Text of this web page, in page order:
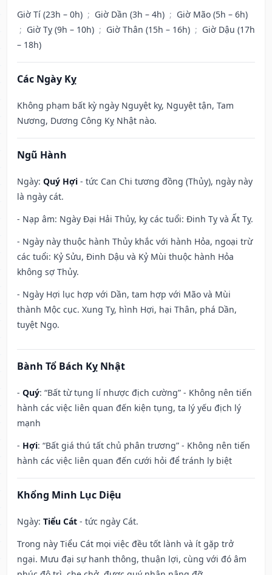
Giờ Tí (23h – 0h) ; Giờ Dần (3h – 4h) ; Giờ Mão (5h – 6h)
; Giờ Tỵ (9h – 10h) ; Giờ Thân (15h – 16h) ; Giờ Dậu (17h
– 18h)
Các Ngày Kỵ
Không phạm bất kỳ ngày Nguyệt kỵ, Nguyệt tận, Tam
Nương, Dương Công Kỵ Nhật nào.
Ngũ Hành
Ngày: Quý Hợi - tức Can Chi tương đồng (Thủy), ngày này
là ngày cát.
- Nạp âm: Ngày Đại Hải Thủy, kỵ các tuổi: Đinh Tỵ và Ất Tỵ.
- Ngày này thuộc hành Thủy khắc với hành Hỏa, ngoại trừ
các tuổi: Kỷ Sửu, Đinh Dậu và Kỷ Mùi thuộc hành Hỏa
không sợ Thủy.
- Ngày Hợi lục hợp với Dần, tam hợp với Mão và Mùi
thành Mộc cục. Xung Tỵ, hình Hợi, hại Thân, phá Dần,
tuyệt Ngọ.
Bành Tổ Bách Kỵ Nhật
- Quý: “Bất từ tụng lí nhược địch cường” - Không nên tiến
hành các việc liên quan đến kiện tụng, ta lý yếu địch lý
mạnh
- Hợi: “Bất giá thú tất chủ phân trương” - Không nên tiến
hành các việc liên quan đến cưới hỏi để tránh ly biệt
Khổng Minh Lục Diệu
Ngày: Tiểu Cát - tức ngày Cát.
Trong này Tiểu Cát mọi việc đều tốt lành và ít gặp trở
ngại. Mưu đại sự hanh thông, thuận lợi, cùng với đó âm